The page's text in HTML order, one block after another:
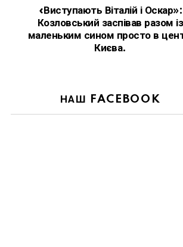
«Виступають Віталій і Оскар»:
Козловський заспівав разом із
маленьким сином просто в
Києва.
НАШ FACEBOOK